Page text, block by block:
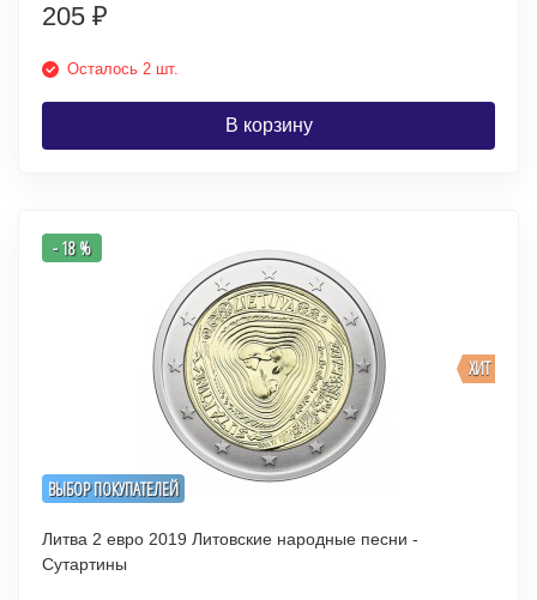
205 ₽
Осталось 2 шт.
В корзину
ВЫБОР ПОКУПАТЕЛЕЙ
ХИТ
- 18 %
Литва 2 евро 2019 Литовские народные песни -
Сутартины